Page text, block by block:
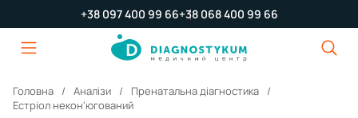
+38 097 400 99 66+38 068 400 99 66
Головна Аналізи
Пренатальна діагностика
Естріол некон'югований